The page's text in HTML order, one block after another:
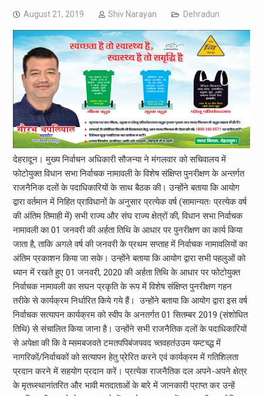
August 21, 2019 Shiv Narayan Dehradun
देहरादून। मुख्य निर्वाचन अधिकारी सौजन्या ने मंगलवार को सचिवालय में
फोटोयुक्त विधान सभा निर्वाचक नामावली के विशेष संक्षिप्त पुनरीक्षण के अन्तर्गत
राजनैनिक दलों के पदाधिकारियों के साथ बैठक की। उन्होंने बताया कि आयोग
द्वारा वर्तमान में निहित प्राविधानों के अनुसार प्रत्येक वर्ष (सामान्यतः प्रत्येक वर्ष
की अंतिम तिमाही में) सभी राज्य और संघ राज्य क्षेत्रों की, विधान सभा निर्वाचक
नामावली का 01 जनवरी की अर्हता तिथि के आधार पर पुनरीक्षण का कार्य किया
जाता है, ताकि अगले वर्ष की जनवरी के प्रथम सप्ताह में निर्वाचक नामावलियों का
अंतिम प्रकाशन किया जा सके। उन्होंने बताया कि आयोग द्वारा सभी पहलुओं को
ध्यान में रखते हुए 01 जनवरी, 2020 की अर्हता तिथि के आधार पर फोटोयुक्त
निर्वाचक नामावली का सघन प्रकृति के रूप में विशेष संक्षिप्त पुनरीक्षण गहन
तरीके से कार्यक्रम निर्धारित किये गये हैं। उन्होंने बताया कि आयोग द्वारा इस वर्ष
निर्वाचक सत्यापन कार्यक्रम को स्वीप के अनतर्गत 01 सितम्बर 2019 (संशोधित
तिथि) से संचालित किया जाना है। उन्होंने सभी राजनैतिक दलों के पदाधिकारियों
से अपेक्षा की कि वे म्समबजवते टमतपपिबंजपवद च्तवहतंउउम यम्टच्द्ध में
नागरिकों/निर्वाचकों को सत्यापन हेतु प्रेरित करने एवं कार्यक्रम में गतिशिलता
प्रदान करने में सहयोग प्रदान करें। प्रत्येक राजनैतिक दल अपने-अपने क्षेत्र
के मृतध्स्थानांतरित और भावी मतदाताओं के बारे में जानकारी प्राप्त कर उन्हें